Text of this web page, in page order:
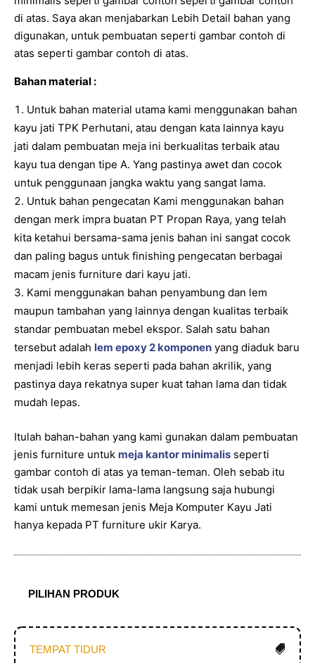
di atas. Saya akan menjabarkan Lebih Detail bahan yang
digunakan, untuk pembuatan seperti gambar contoh di
atas seperti gambar contoh di atas.
Bahan material :
Untuk bahan material utama kami menggunakan bahan
kayu jati TPK Perhutani, atau dengan kata lainnya kayu
jati dalam pembuatan meja ini berkualitas terbaik atau
kayu tua dengan tipe A. Yang pastinya awet dan cocok
untuk penggunaan jangka waktu yang sangat lama.
Untuk bahan pengecatan Kami menggunakan bahan
dengan merk impra buatan PT Propan Raya, yang telah
kita ketahui bersama-sama jenis bahan ini sangat cocok
dan paling bagus untuk finishing pengecatan berbagai
macam jenis furniture dari kayu jati.
Kami menggunakan bahan penyambung dan lem
maupun tambahan yang lainnya dengan kualitas terbaik
standar pembuatan mebel ekspor. Salah satu bahan
tersebut adalah lem epoxy 2 komponen yang diaduk baru
menjadi lebih keras seperti pada bahan akrilik, yang
pastinya daya rekatnya super kuat tahan lama dan tidak
mudah lepas.
Itulah bahan-bahan yang kami gunakan dalam pembuatan
jenis furniture untuk meja kantor minimalis seperti
gambar contoh di atas ya teman-teman. Oleh sebab itu
tidak usah berpikir lama-lama langsung saja hubungi
kami untuk memesan jenis Meja Komputer Kayu Jati
hanya kepada PT furniture ukir Karya.
PILIHAN PRODUK
TEMPAT TIDUR